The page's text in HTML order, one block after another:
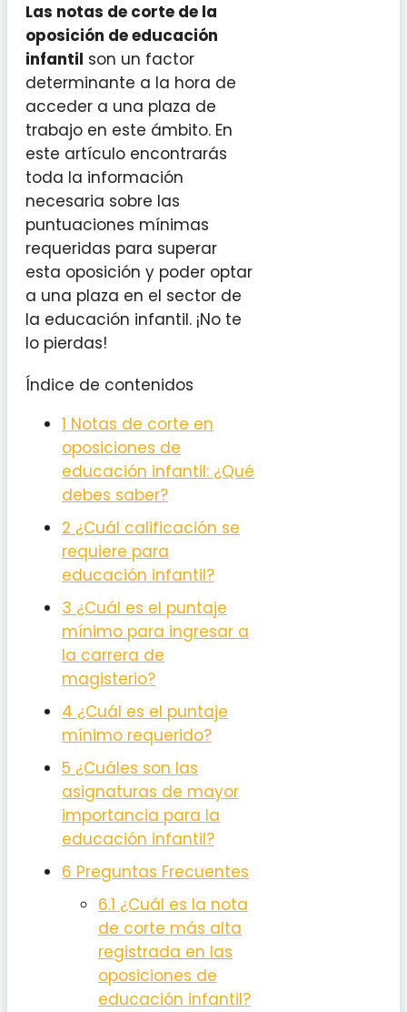
Las notas de corte de la
oposición de educación
infantil son un factor
determinante a la hora de
acceder a una plaza de
trabajo en este ámbito. En
este artículo encontrarás
toda la información
necesaria sobre las
puntuaciones mínimas
requeridas para superar
esta oposición y poder optar
a una plaza en el sector de
la educación infantil. ¡No te
lo pierdas!
Índice de contenidos
1 Notas de corte en
oposiciones de
educación infantil: ¿Qué
debes saber?
2 ¿Cuál calificación se
requiere para
educación infantil?
3 ¿Cuál es el puntaje
mínimo para ingresar a
la carrera de
magisterio?
4 ¿Cuál es el puntaje
mínimo requerido?
5 ¿Cuáles son las
asignaturas de mayor
importancia para la
educación infantil?
6 Preguntas Frecuentes
6.1 ¿Cuál es la nota
de corte más alta
registrada en las
oposiciones de
educación infantil?